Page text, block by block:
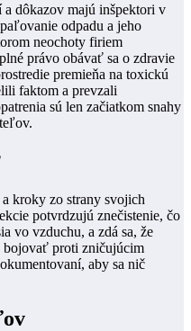
dôkazov majú inšpektori v
odpadu a jeho
neochoty firiem
právo obávať sa o zdravie
premieňa na toxickú
faktom a prevzali
sú len začiatkom snahy
kroky zo strany svojich
potvrdzujú znečistenie, čo
vo vzduchu, a zdá sa, že
bojovať proti zničujúcim
aby sa nič